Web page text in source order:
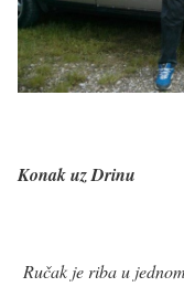
Konak uz Drinu
Ručak je riba u